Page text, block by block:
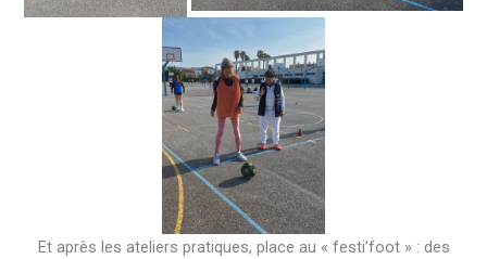
Et après les ateliers pratiques, place au « festi’foot » : des